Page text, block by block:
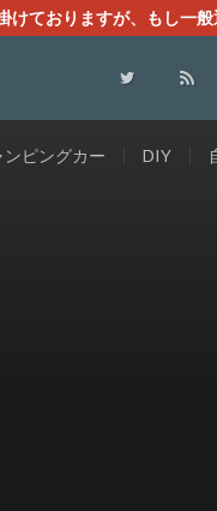
ておりますが、もし一
ンピングカー DIY